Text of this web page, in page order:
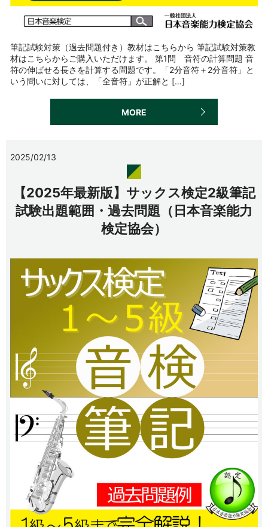
筆記試験対策（過去問題付き）教材はこちらから 筆記試験対策教
材はこちらからご購入いただけます。 第1問 音符の計算問題 音
符の伸ばせる長さを計算する問題です。「2分音符＋2分音符」と
いう問いに対しては、「全音符」が正解と […]
MORE
2025/02/13
【2025年最新版】サックス検定2級筆記
試験出題範囲・過去問題（日本音楽能力
検定協会）